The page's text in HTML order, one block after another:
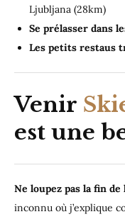
Ljubljana (28km)
Se prélasser dans
Les petits restaus
Venir
est une
Ne loupez pas la fin de
inconnu où j’explique